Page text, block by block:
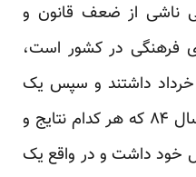
ناشی از ضعف قانون و
فرهنگی در کشور است،
داشتند و سپس یک
تجربه ناموفق یا شکست در سال ۸۴ که هر کدام نتایج و
خود داشت و در واقع یک